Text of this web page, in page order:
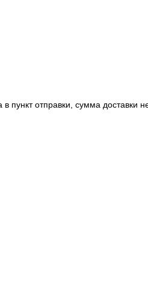
отправки, сумма доставки